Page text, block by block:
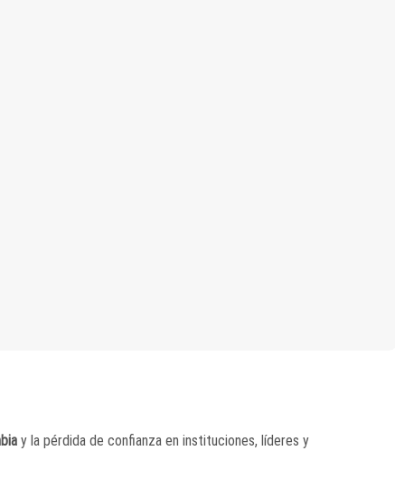
y la pérdida de confianza en instituciones, líderes y